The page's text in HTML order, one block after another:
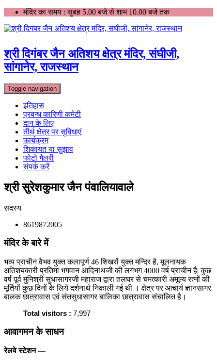
Skip
content
मंदिर का समय : सुबह 5.00 बजे से शाम 10.00 बजे तक
श्री दिगंबर जैन अतिशय क्षेत्र मंदिर, संघीजी,
सांगानेर, राजस्थान
Toggle navigation
इतिहास
प्रबन्ध कारिणी कमेटी
दान के लिए
तीर्थ क्षेत्र पर सुविधाएं
कार्यक्रम
शिकायत या सुझाव
फोटो गैलरी
संपर्क करें
श्री सुरेशकुमार जैन पंवालियावाले
सदस्य
8619872005
मंदिर के बारे में
भव्य प्राचीन वैभव युक्त कलापूर्ण 46 शिखरों युक्त मन्दिर है, मूलनायक
अतिशयकारी प्रतिमा भगवान आदिनाथजी की लगभग 4000 वर्ष प्राचीन है| कुछ
वर्ष पूर्व मुनिश्री सुधासागरजी महाराज द्वारा तलघर से चमत्कारी अमूल्य रत्नों की
मूर्तियों कुछ दिनों के लिये दर्शनार्थ निकाली गई थी । क्षेत्र पर आचार्य ज्ञानसागर
बालक छात्रावास एवं संतसुधासागर बालिका छात्रावास संचालित है।
Total visitors : 7,997
आवागमन के साधन
रेलवे स्टेशन—